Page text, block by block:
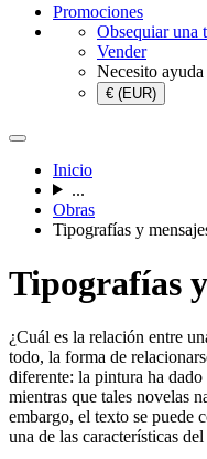
Promociones
Obsequiar una
Vender
Necesito ayuda
€ (EUR)
Inicio
...
Obras
Tipografías y
Tipografías
¿Cuál es la relación entre
todo, la forma de
diferente: la pintura ha
mientras que tales novelas
embargo, el texto se puede
una de las características